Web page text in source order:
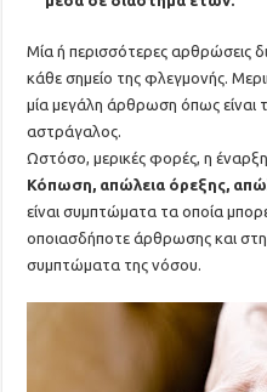
Μία ή περισσότερες αρθρώσεις
κάθε σημείο της φλεγμονής.
μία μεγάλη άρθρωση όπως είναι
αστράγαλος.
Ωστόσο, μερικές φορές, η έναρξη
Κόπωση, απώλεια όρεξης,
είναι συμπτώματα τα οποία
οποιασδήποτε άρθρωσης και
συμπτώματα της νόσου.